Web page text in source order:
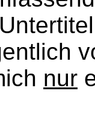
nur